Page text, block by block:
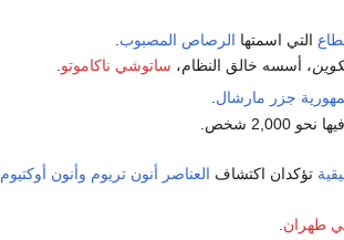
التي اسمتها الرصاص المصبوب
، أسسه خالق النظام، ساتوشي ناكاموتو.
جزر مارشال.
2,000 شخص.
تؤكدان اكتشاف العناصر أنون تريوم وأنون أوكتيوم
طهران